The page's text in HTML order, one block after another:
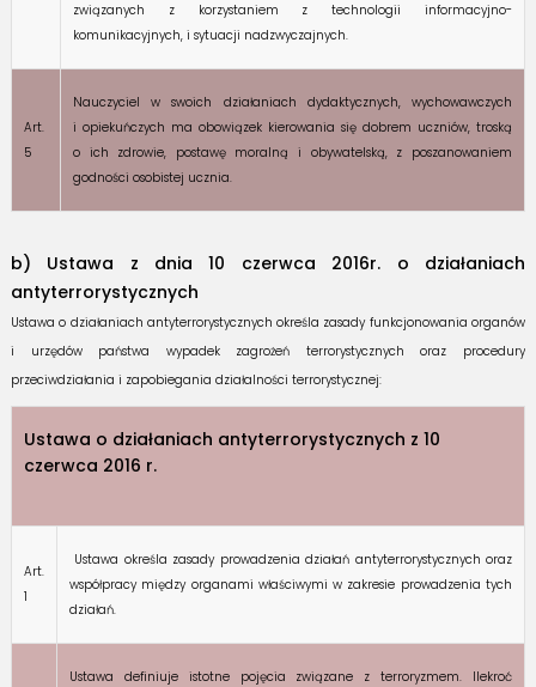
związanych z korzystaniem z technologii informacyjno-
komunikacyjnych, i sytuacji nadzwyczajnych.
Art.
5
Nauczyciel w swoich działaniach dydaktycznych, wychowawczych
i opiekuńczych ma obowiązek kierowania się dobrem uczniów, troską
o ich zdrowie, postawę moralną i obywatelską, z poszanowaniem
godności osobistej ucznia.
b) Ustawa z dnia 10 czerwca 2016r. o działaniach
antyterrorystycznych
Ustawa o działaniach antyterrorystycznych określa zasady funkcjonowania organów
i urzędów państwa wypadek zagrożeń terrorystycznych oraz procedury
przeciwdziałania i zapobiegania działalności terrorystycznej:
Ustawa o działaniach antyterrorystycznych z 10
czerwca 2016 r.
Art.
1
Ustawa określa zasady prowadzenia działań antyterrorystycznych oraz
współpracy między organami właściwymi w zakresie prowadzenia tych
działań.
Ustawa definiuje istotne pojęcia związane z terroryzmem. Ilekroć